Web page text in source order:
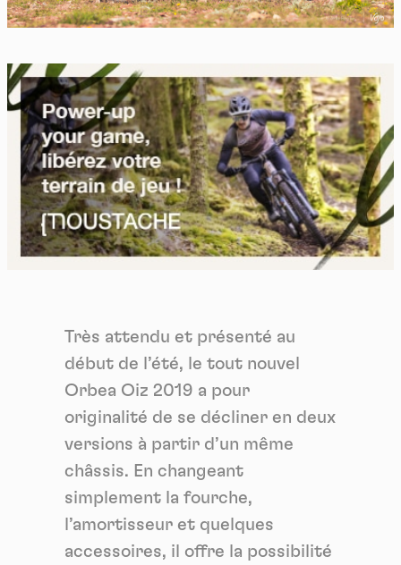
Très attendu et présenté au
début de l’été, le tout nouvel
Orbea Oiz 2019 a pour
originalité de se décliner en deux
versions à partir d’un même
châssis. En changeant
simplement la fourche,
l’amortisseur et quelques
accessoires, il offre la possibilité